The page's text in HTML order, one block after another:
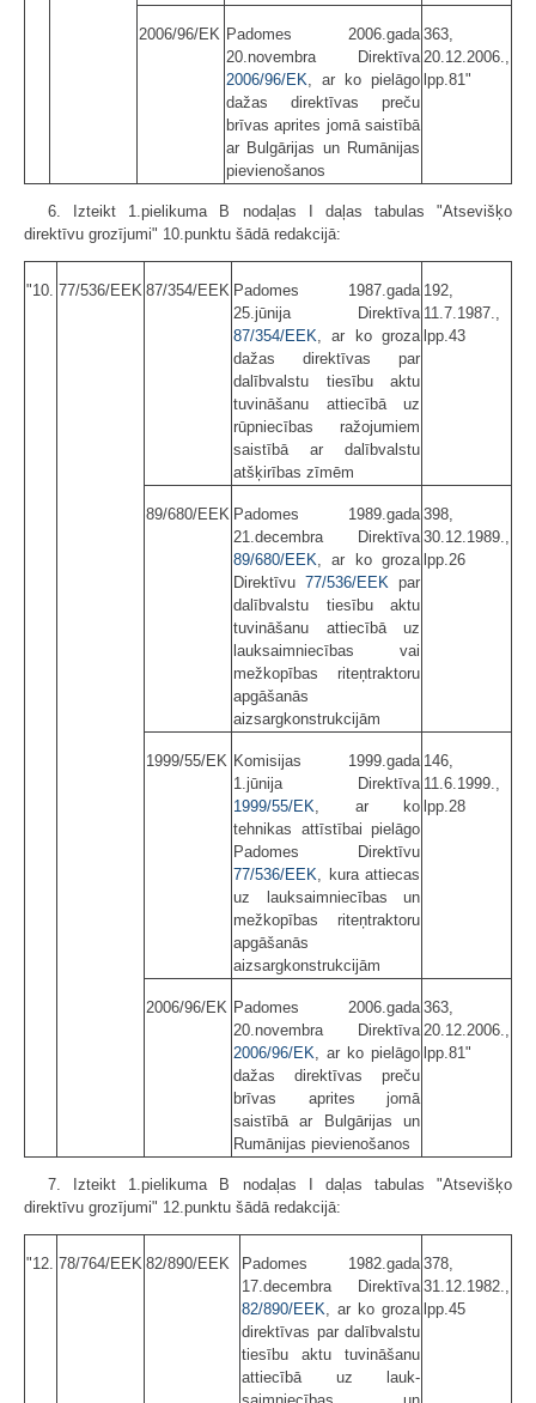
2006/96/EK Padomes 2006.gada
20.novembra Direktīva
2006/96/EK , ar ko pielāgo
dažas direktīvas preču
brīvas aprites jomā saistībā
ar Bulgārijas un Rumānijas
pievienošanos
363,
20.12.2006.,
lpp.81"
6. Izteikt 1.pielikuma B nodaļas I daļas tabulas "Atsevišķo
direktīvu grozījumi" 10.punktu šādā redakcijā:
"10. 77/536/EEK 87/354/EEK Padomes 1987.gada
25.jūnija Direktīva
87/354/EEK , ar ko groza
dažas direktīvas par
dalībvalstu tiesību aktu
tuvināšanu attiecībā uz
rūpniecības ražojumiem
saistībā ar dalībvalstu
atšķirības zīmēm
192,
11.7.1987.,
lpp.43
89/680/EEK Padomes 1989.gada
21.decembra Direktīva
89/680/EEK , ar ko groza
Direktīvu 77/536/EEK par
dalībvalstu tiesību aktu
tuvināšanu attiecībā uz
lauksaimniecības vai
mežkopības riteņtraktoru
apgāšanās
aizsargkonstrukcijām
398,
30.12.1989.,
lpp.26
1999/55/EK Komisijas 1999.gada
1.jūnija Direktīva
1999/55/EK , ar ko
tehnikas attīstībai pielāgo
Padomes Direktīvu
77/536/EEK , kura attiecas
uz lauksaimniecības un
mežkopības riteņtraktoru
apgāšanās
aizsargkonstrukcijām
146,
11.6.1999.,
lpp.28
2006/96/EK Padomes 2006.gada
20.novembra Direktīva
2006/96/EK , ar ko pielāgo
dažas direktīvas preču
brīvas aprites jomā
saistībā ar Bulgārijas un
Rumānijas pievienošanos
363,
20.12.2006.,
lpp.81"
7. Izteikt 1.pielikuma B nodaļas I daļas tabulas "Atsevišķo
direktīvu grozījumi" 12.punktu šādā redakcijā:
"12. 78/764/EEK 82/890/EEK
Padomes 1982.gada
17.decembra Direktīva
82/890/EEK , ar ko groza
direktīvas par dalībvalstu
tiesību aktu tuvināšanu
attiecībā uz lauk­
378,
31.12.1982.,
lpp.45